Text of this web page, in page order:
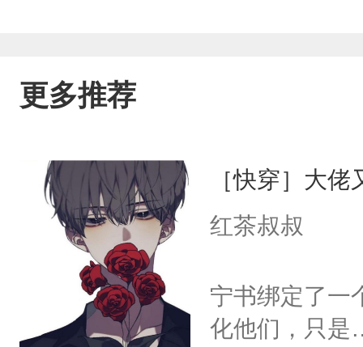
更多推荐
［快穿］大
红茶叔叔
宁书绑定了一
化他们，只是